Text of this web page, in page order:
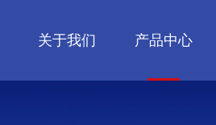
关于我们 产品中心